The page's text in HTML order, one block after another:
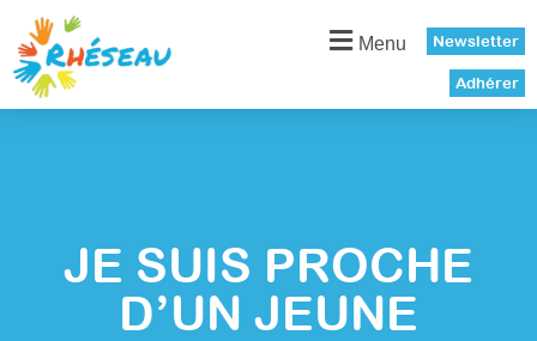
Menu Newsletter
Adhérer
JE SUIS PROCHE
D’UN JEUNE
Panneau de gestion des cookies